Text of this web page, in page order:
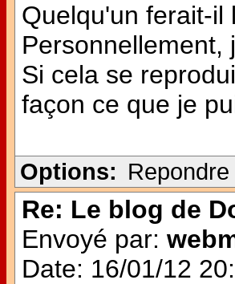
Quelqu'un ferait-il
Personnellement,
Si cela se
façon ce que je
Options:
Re: Le blog de
Envoyé par:
Date: 16/01/12